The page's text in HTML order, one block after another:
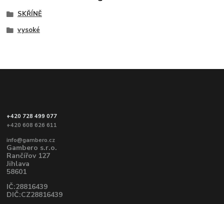
SKŘÍNĚ
vysoké
+420 728 499 077
+420 608 626 611
info@gambero.cz
Gambero s.r.o.
Rančířov 127
Jihlava
58601
IČ:28816439
DIČ:CZ28816439